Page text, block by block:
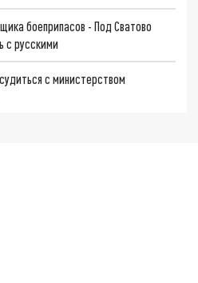
боеприпасов - Под Сватово
с русскими
с министерством